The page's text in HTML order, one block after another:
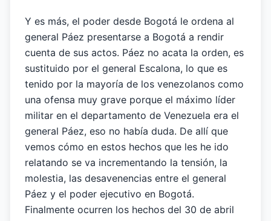
Y es más, el poder desde Bogotá le ordena al
general Páez presentarse a Bogotá a rendir
cuenta de sus actos. Páez no acata la orden, es
sustituido por el general Escalona, lo que es
tenido por la mayoría de los venezolanos como
una ofensa muy grave porque el máximo líder
militar en el departamento de Venezuela era el
general Páez, eso no había duda. De allí que
vemos cómo en estos hechos que les he ido
relatando se va incrementando la tensión, la
molestia, las desavenencias entre el general
Páez y el poder ejecutivo en Bogotá.
Finalmente ocurren los hechos del 30 de abril